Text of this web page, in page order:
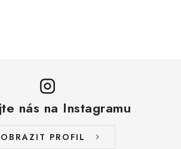
nás na Instagramu
PROFIL